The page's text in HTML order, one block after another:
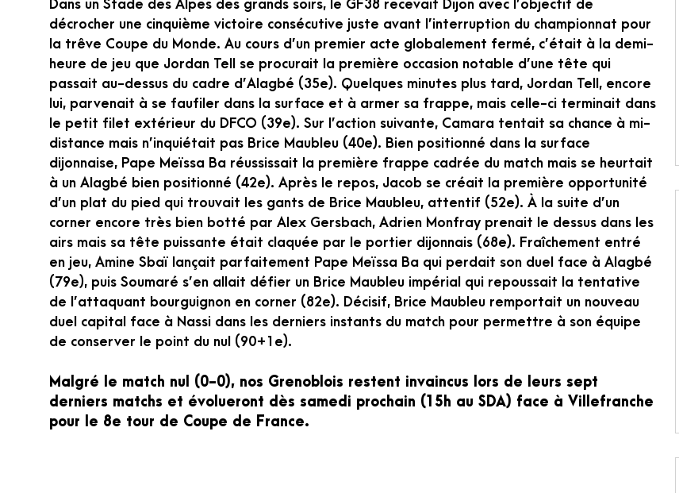
Dans un Stade des Alpes des grands soirs, le GF38 recevait Dijon avec l’objectif de
décrocher une cinquième victoire consécutive juste avant l’interruption du championnat pour
la trêve Coupe du Monde. Au cours d’un premier acte globalement fermé, c’était à la demi-
heure de jeu que Jordan Tell se procurait la première occasion notable d’une tête qui
passait au-dessus du cadre d’Alagbé (35e). Quelques minutes plus tard, Jordan Tell, encore
lui, parvenait à se faufiler dans la surface et à armer sa frappe, mais celle-ci terminait dans
le petit filet extérieur du DFCO (39e). Sur l’action suivante, Camara tentait sa chance à mi-
distance mais n’inquiétait pas Brice Maubleu (40e). Bien positionné dans la surface
dijonnaise, Pape Meïssa Ba réussissait la première frappe cadrée du match mais se heurtait
à un Alagbé bien positionné (42e). Après le repos, Jacob se créait la première opportunité
d’un plat du pied qui trouvait les gants de Brice Maubleu, attentif (52e). À la suite d’un
corner encore très bien botté par Alex Gersbach, Adrien Monfray prenait le dessus dans les
airs mais sa tête puissante était claquée par le portier dijonnais (68e). Fraîchement entré
en jeu, Amine Sbaï lançait parfaitement Pape Meïssa Ba qui perdait son duel face à Alagbé
(79e), puis Soumaré s’en allait défier un Brice Maubleu impérial qui repoussait la tentative
de l’attaquant bourguignon en corner (82e). Décisif, Brice Maubleu remportait un nouveau
duel capital face à Nassi dans les derniers instants du match pour permettre à son équipe
de conserver le point du nul (90+1e).
Malgré le match nul (0-0), nos Grenoblois restent invaincus lors de leurs sept
derniers matchs et évolueront dès samedi prochain (15h au SDA) face à Villefranche
pour le 8e tour de Coupe de France.